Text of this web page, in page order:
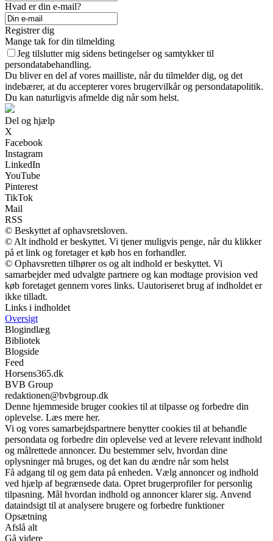
Hvad er din e-mail?
Registrer dig
Mange tak for din tilmelding
Jeg tilslutter mig sidens betingelser og samtykker til
persondatabehandling.
Du bliver en del af vores mailliste, når du tilmelder dig, og det
indebærer, at du accepterer vores brugervilkår og persondatapolitik.
Du kan naturligvis afmelde dig når som helst.
Del og hjælp
X
Facebook
Instagram
LinkedIn
YouTube
Pinterest
TikTok
Mail
RSS
© Beskyttet af ophavsretsloven.
© Alt indhold er beskyttet. Vi tjener muligvis penge, når du klikker
på et link og foretager et køb hos en forhandler.
© Ophavsretten tilhører os og alt indhold er beskyttet. Vi
samarbejder med udvalgte partnere og kan modtage provision ved
køb foretaget gennem vores links. Uautoriseret brug af indholdet er
ikke tilladt.
Links i indholdet
Oversigt
Blogindlæg
Bibliotek
Blogside
Feed
Horsens365.dk
BVB Group
redaktionen@bvbgroup.dk
Denne hjemmeside bruger cookies til at tilpasse og forbedre din
oplevelse. Læs mere her.
Vi og vores samarbejdspartnere benytter cookies til at behandle
persondata og forbedre din oplevelse ved at levere relevant indhold
og målrettede annoncer. Du bestemmer selv, hvordan dine
oplysninger må bruges, og det kan du ændre når som helst
Få adgang til og gem data på enheden. Vælg annoncer og indhold
ved hjælp af begrænsede data. Opret brugerprofiler for personlig
tilpasning. Mål hvordan indhold og annoncer klarer sig. Anvend
dataindsigt til at analysere brugere og forbedre funktioner
Opsætning
Afslå alt
Gå videre